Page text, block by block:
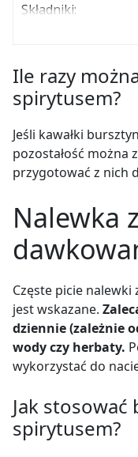
Składniki:
Nalewka z
Przygotowanie:
bursztynu wsypać
zalać 95%
mieszając.Po tym
gotowa do
spirytus na
Ile razy
spirytusem?
Jeśli kawałki
pozostałość można
przygotować z nich
Nalewka
Częste picie
jest wskazane.
dziennie (zależnie
wody czy herbaty.
wykorzystać do
Jak stosować
spirytusem?